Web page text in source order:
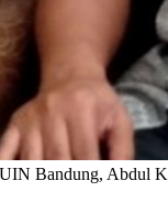
Bandung, Abdul